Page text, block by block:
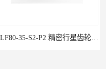
PLF80-35-S2-P2 精密行星齿轮减速机型号 行星减速机-步进电机-伺服减速机